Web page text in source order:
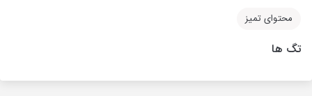
محتوای تمیز
تگ ها